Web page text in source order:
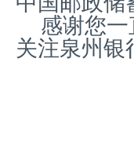
感谢您
关注泉州银